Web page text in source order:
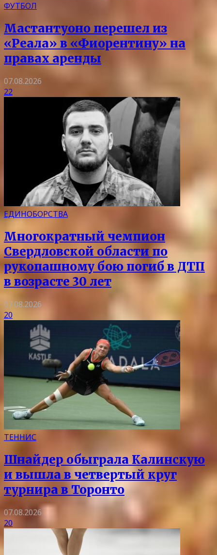
ФУТБОЛ
Мастантуоно перешел из
«Реала» в «Фиорентину» на
правах аренды
07.08.2026
22
ЕДИНОБОРСТВА
Многократный чемпион
Свердловской области по
рукопашному бою погиб в ДТП
в возрасте 30 лет
07.08.2026
20
ТЕННИС
Шнайдер обыграла Калинскую
и вышла в четвертый круг
турнира в Торонто
07.08.2026
20